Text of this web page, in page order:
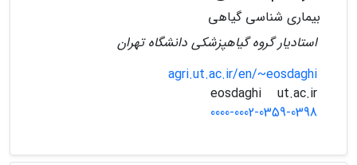
بیماری شناسی گیاهی
استادیار گروه گیاهپزشکی دانشگاه تهران
agri.ut.ac.ir/en/~eosdaghi
ut.ac.ir
0000-0002-0359-0398